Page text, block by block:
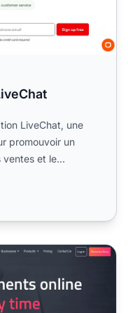
LiveChat, une
promouvoir un
ventes et le